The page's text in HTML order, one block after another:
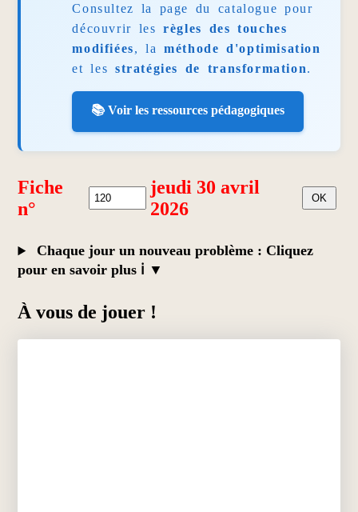
Consultez la page du catalogue pour
découvrir lesrègles des touches
modifiées, laméthode d'optimisation
et les stratégies de transformation.
📚 Voir les ressources pédagogiques
Fiche
n°
jeudi 30 avril
2026
Chaque jour un nouveau problème : Cliquez
pour en savoir plus ℹ️
À vous de jouer !